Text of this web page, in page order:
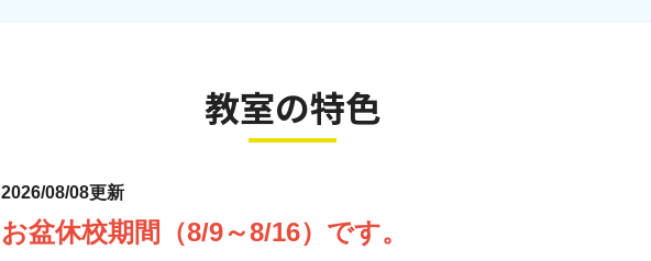
教室の特色
2026/08/08更新
お盆休校期間（8/9～8/16）です。